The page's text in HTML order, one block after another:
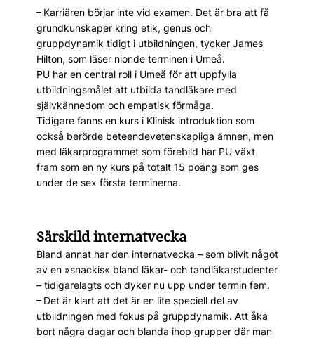
– Karriären börjar inte vid examen. Det är bra att få
grundkunskaper kring etik, genus och
gruppdynamik tidigt i utbildningen, tycker James
Hilton, som läser nionde terminen i Umeå.
PU har en central roll i Umeå för att uppfylla
utbildningsmålet att utbilda tandläkare med
självkännedom och empatisk förmåga.
Tidigare fanns en kurs i Klinisk introduktion som
också berörde beteendevetenskapliga ämnen, men
med läkarprogrammet som förebild har PU växt
fram som en ny kurs på totalt 15 poäng som ges
under de sex första terminerna.
Särskild internatvecka
Bland annat har den internatvecka – som blivit något
av en »snackis« bland läkar- och tandläkarstudenter
– tidigarelagts och dyker nu upp under termin fem.
– Det är klart att det är en lite speciell del av
utbildningen med fokus på gruppdynamik. Att åka
bort några dagar och blanda ihop grupper där man